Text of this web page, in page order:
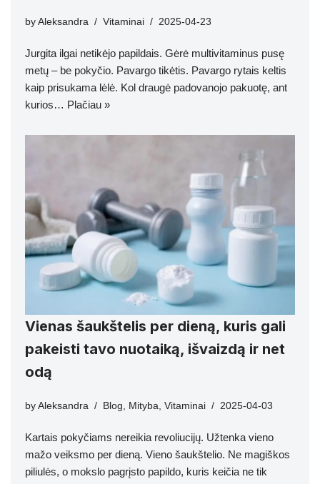
by Aleksandra Vitaminai 2025-04-23
Jurgita ilgai netikėjo papildais. Gėrė multivitaminus pusę
metų – be pokyčio. Pavargo tikėtis. Pavargo rytais keltis
kaip prisukama lėlė. Kol draugė padovanojo pakuotę, ant
kurios… Plačiau »
Vienas šaukštelis per dieną, kuris gali
pakeisti tavo nuotaiką, išvaizdą ir net
odą
by Aleksandra Blog, Mityba, Vitaminai 2025-04-03
Kartais pokyčiams nereikia revoliucijų. Užtenka vieno
mažo veiksmo per dieną. Vieno šaukštelio. Ne magiškos
piliulės, o mokslo pagrįsto papildo, kuris keičia ne tik